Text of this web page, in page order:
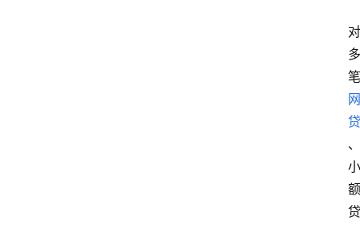
对
多
笔
网
贷
、
小
额
贷